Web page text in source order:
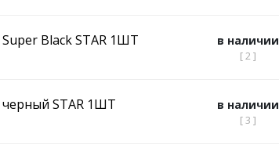
Black STAR 1ШТ в наличии
[ 2 ]
черный STAR 1ШТ в наличии
[ 3 ]